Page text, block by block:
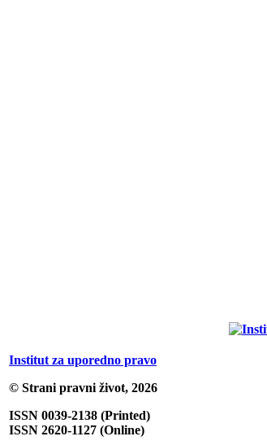
Institut za uporedno pravo
© Strani pravni život, 2026
ISSN 0039-2138 (Printed)
ISSN 2620-1127 (Online)